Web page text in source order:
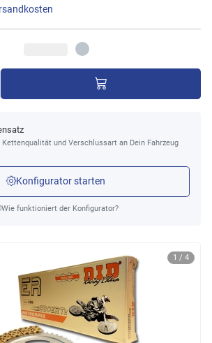
1 / 4
Kettenqualität und Verschlussart an Dein Fahrzeug
Konfigurator starten
Wie funktioniert der Konfigurator?